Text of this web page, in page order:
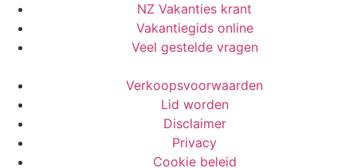
NZ Vakanties krant
Vakantiegids online
Veel gestelde vragen
Verkoopsvoorwaarden
Lid worden
Disclaimer
Privacy
Cookie beleid